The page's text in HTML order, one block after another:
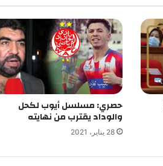
حصري: مسلسل أيوب لكحل
والوداد يقترب من نهايته
28 يناير، 2021